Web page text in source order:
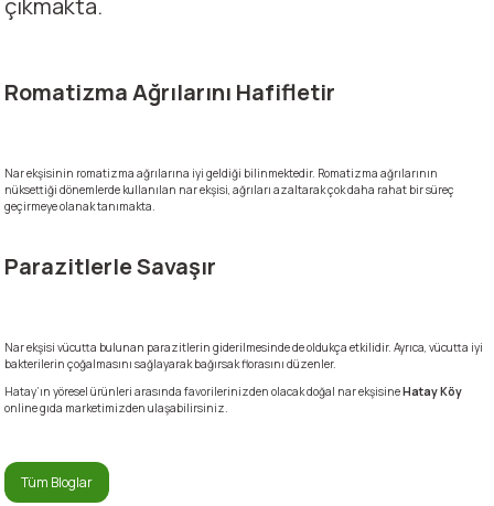
çıkmakta.
Romatizma Ağrılarını Hafifletir
Nar ekşisinin romatizma ağrılarına iyi geldiği bilinmektedir. Romatizma ağrılarının
nüksettiği dönemlerde kullanılan nar ekşisi, ağrıları azaltarak çok daha rahat bir süreç
geçirmeye olanak tanımakta.
Parazitlerle Savaşır
Nar ekşisi vücutta bulunan parazitlerin giderilmesinde de oldukça etkilidir. Ayrıca, vücutta iyi
bakterilerin çoğalmasını sağlayarak bağırsak florasını düzenler.
Hatay’ın yöresel ürünleri arasında favorilerinizden olacak doğal nar ekşisineHatay Köy
online gıda marketimizden ulaşabilirsiniz.
Tüm Bloglar